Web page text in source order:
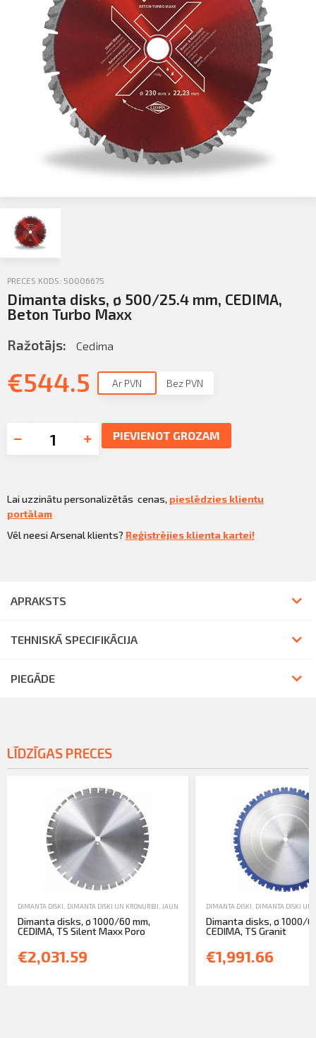
Sazināties
PIETEIKTIES
PRECES KODS: 50006675
Dimanta disks, ø 500/25.4 mm, CEDIMA,
Beton Turbo Maxx
Ražotājs: Cedima
€544.5 Ar PVN Bez PVN
PIEVIENOT GROZAM
Lai uzzinātu personalizētās cenas, pieslēdzies klientu
portālam
Vēl neesi Arsenal klients? Reģistrējies klienta kartei!
APRAKSTS
TEHNISKĀ SPECIFIKĀCIJA
PIEGĀDE
LĪDZĪGAS PRECES
DIMANTA DISKI DIMANTA DISKI UN KROŅURBJI JAUNA TEHNIKA
Dimanta disks, ø 1000/60 mm,
CEDIMA, TS Silent Maxx Poro
€2,031.59
DIMANTA DISKI DIMANTA DISKI UN
Dimanta disks, ø 1000/
CEDIMA, TS Granit
€1,991.66